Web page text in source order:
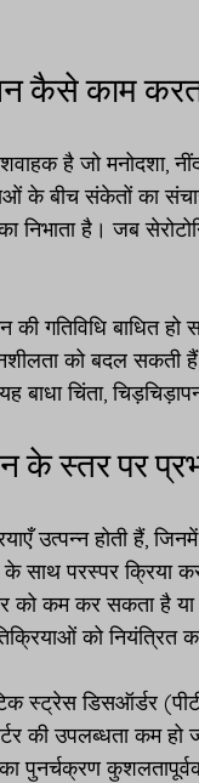
कैसे काम
है जो मनोदशा,
के बीच संकेतों का
निभाता है। जब
की गतिविधि बाधित
को बदल सकती
यह बाधा चिंता,
के स्तर पर
उत्पन्न होती हैं, जिनमें
के साथ परस्पर
को कम कर सकता है
को नियंत्रित
स्ट्रेस डिसऑर्डर
की उपलब्धता कम
पुनर्चक्रण